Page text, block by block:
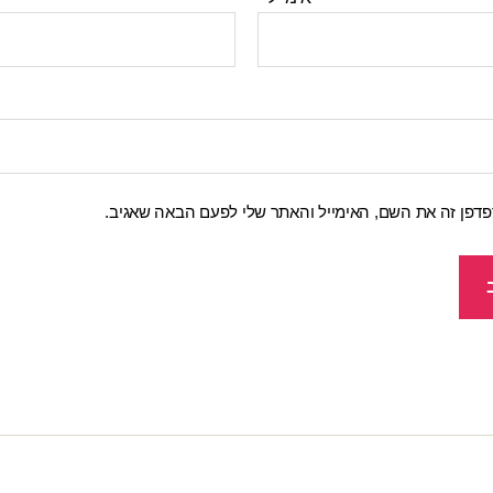
זה את השם, האימייל והאתר שלי לפעם הבאה שאגיב.